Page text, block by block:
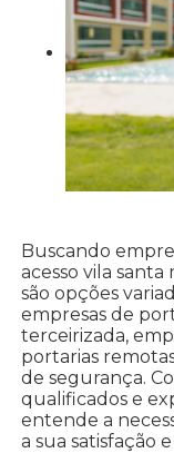
Buscando
acesso vila santa
são opções
empresas de
terceirizada,
portarias
de segurança.
qualificados e
entende a
a sua satisfação